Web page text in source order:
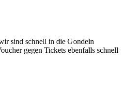
sind schnell in die Gondeln
gegen Tickets ebenfalls schnell